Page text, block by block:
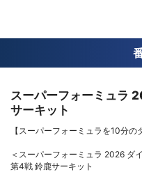
スーパーフォーミュラ
サーキット
【スーパーフォーミュラを10分の
＜スーパーフォーミュラ 2026 ダ
第4戦 鈴鹿サーキット